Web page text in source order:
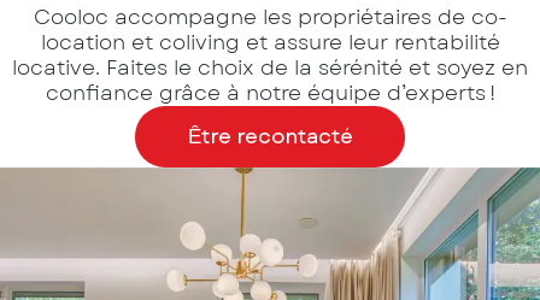
Cooloc accompagne les propriétaires de co-
location et coliving et assure leur rentabilité
locative. Faites le choix de la sérénité et soyez en
confiance grâce à notre équipe d’experts !
Être recontacté